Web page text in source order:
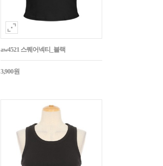
aw4521 스퀘어넥티_블랙
3,900원